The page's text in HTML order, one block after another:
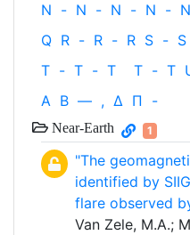
N - N - N - N - N
Q R - R - R S - S
T - T - T T - T
Α Β — , Δ Π -
Near-Earth 1
"The
identified by
flare observed
Van Zele, M.A.;